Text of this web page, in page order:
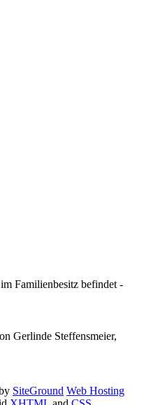
Familienbesitz befindet -
Gerlinde Steffensmeier,
SiteGround Web Hosting